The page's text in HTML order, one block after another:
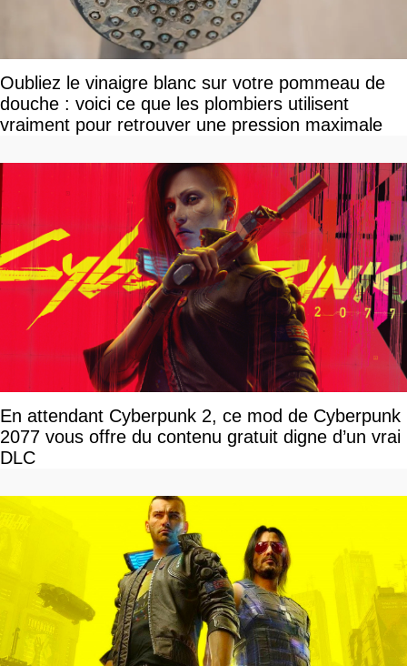
Oubliez le vinaigre blanc sur votre pommeau de
douche : voici ce que les plombiers utilisent
vraiment pour retrouver une pression maximale
En attendant Cyberpunk 2, ce mod de Cyberpunk
2077 vous offre du contenu gratuit digne d’un vrai
DLC